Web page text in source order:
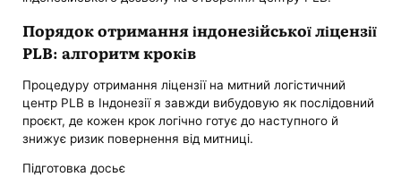
Порядок отримання індонезійської ліцензії
PLB: алгоритм кроків
Процедуру отримання ліцензії на митний логістичний
центр PLB в Індонезії я завжди вибудовую як послідовний
проєкт, де кожен крок логічно готує до наступного й
знижує ризик повернення від митниці.
Підготовка досьє